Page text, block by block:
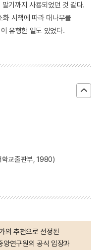
기까지 사용되었던 것 같다.
화 시책에 따라 대나무를
유행한 일도 있었다.
학교출판부, 1980)
의 추천으로 선정된
앙연구원의 공식 입장과